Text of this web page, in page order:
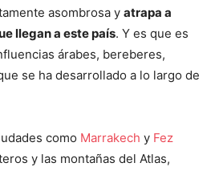
asombrosa y atrapa a
llegan a este país. Y es que es
árabes, bereberes,
se ha desarrollado a lo largo de
como Marrakech y Fez
y las montañas del Atlas,